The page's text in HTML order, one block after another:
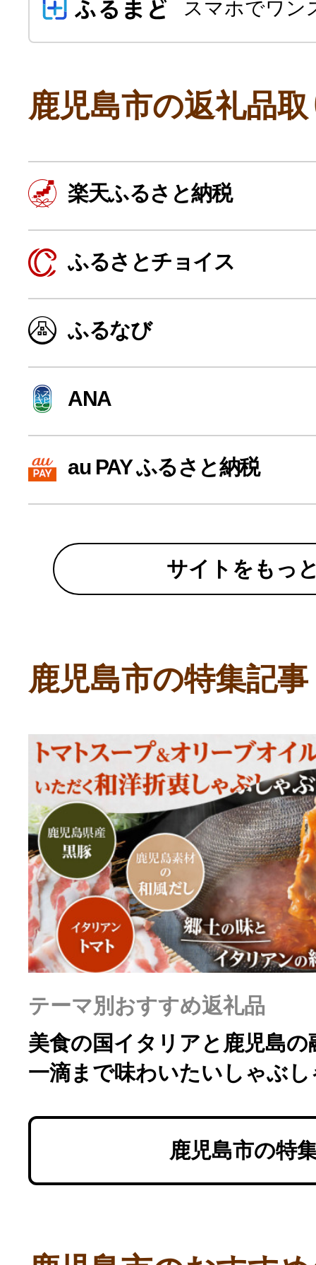
よく見られている返礼品
ふるさと納税徹底比較
寄付上限額シミュレーション
給与所得者版
副業・パラレルワーカー
個人事業・フリーランス
10秒ぴったり診断
自治体直営サイト特集
はじめるバイブルとは
よくあるご質問
問い合わせ
スマホでワン
鹿児島市の返礼品
楽天ふるさと納税
ふるさとチョイス
ふるなび
ANA
au PAY ふるさと納税
サイトをもっ
鹿児島市の特集記事
テーマ別おすすめ返礼品
美食の国イタリアと鹿児島の
一滴まで味わいたいしゃぶし
鹿児島市の特